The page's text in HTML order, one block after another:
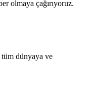
olmaya çağırıyoruz.
dünyaya ve